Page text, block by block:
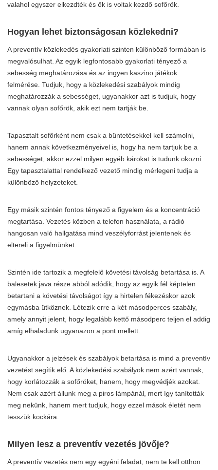
valahol egyszer elkezdték és ők is voltak kezdő sofőrök.
Hogyan lehet biztonságosan közlekedni?
A preventív közlekedés gyakorlati szinten különböző formában is
megvalósulhat. Az egyik legfontosabb gyakorlati tényező a
sebesség meghatározása és az ingyen kaszino játékok
felmérése. Tudjuk, hogy a közlekedési szabályok mindig
meghatározzák a sebességet, ugyanakkor azt is tudjuk, hogy
vannak olyan sofőrök, akik ezt nem tartják be.
Tapasztalt sofőrként nem csak a büntetésekkel kell számolni,
hanem annak következményeivel is, hogy ha nem tartjuk be a
sebességet, akkor ezzel milyen egyéb károkat is tudunk okozni.
Egy tapasztalattal rendelkező vezető mindig mérlegeni tudja a
különböző helyzeteket.
Egy másik szintén fontos tényező a figyelem és a koncentráció
megtartása. Vezetés közben a telefon használata, a rádió
hangosan való hallgatása mind veszélyforrást jelentenek és
eltereli a figyelmünket.
Szintén ide tartozik a megfelelő követési távolság betartása is. A
balesetek java része abból adódik, hogy az egyik fél képtelen
betartani a követési távolságot így a hirtelen fékezéskor azok
egymásba ütköznek. Létezik erre a két másodperces szabály,
amely annyit jelent, hogy legalább kettő másodperc teljen el addig
amíg elhaladunk ugyanazon a pont mellett.
Ugyanakkor a jelzések és szabályok betartása is mind a preventív
vezetést segítik elő. A közlekedési szabályok nem azért vannak,
hogy korlátozzák a sofőröket, hanem, hogy megvédjék azokat.
Nem csak azért állunk meg a piros lámpánál, mert így tanították
meg nekünk, hanem mert tudjuk, hogy ezzel mások életét nem
tesszük kockára.
Milyen lesz a preventív vezetés jövője?
A preventív vezetés nem egy egyéni feladat, nem te kell otthon